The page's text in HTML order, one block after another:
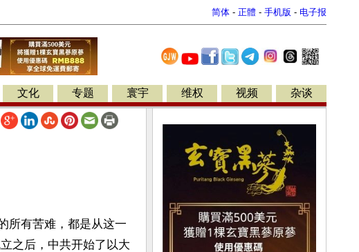
简体 - 正體 - 手机版 - 电子报
文化 专题 寰宇 维权 视频 杂谈
所有苦难，都是从这一
之后，中共开始了以大